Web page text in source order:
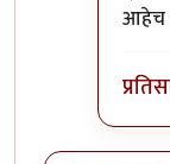
आहेच